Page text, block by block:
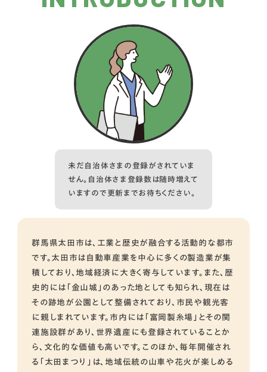
未だ自治体さまの登録がされていま
せん。自治体さま登録数は随時増えて
いますので更新までお待ちください。
群馬県太田市は、工業と歴史が融合する活動的な都市
です。太田市は自動車産業を中心に多くの製造業が集
積しており、地域経済に大きく寄与しています。また、歴
史的には「金山城」のあった地としても知られ、現在は
その跡地が公園として整備されており、市民や観光客
に親しまれています。市内には「富岡製糸場」とその関
連施設群があり、世界遺産にも登録されていることか
ら、文化的な価値も高いです。このほか、毎年開催され
る「太田まつり」は、地域伝統の山車や花火が楽しめる